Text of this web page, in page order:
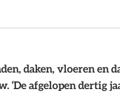
daken, vloeren en
afgelopen dertig